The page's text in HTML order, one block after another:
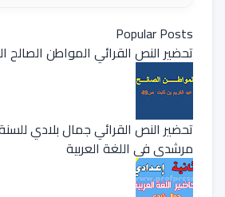
Popular Posts
تحضير النص القرائي المواطن الصالح
تحضير النص القرائي جمال بلادي
مرشدي في اللغة العربية